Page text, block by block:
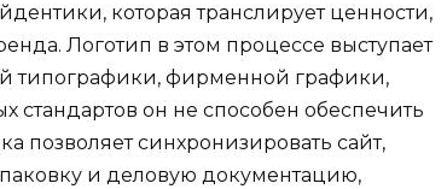
которая транслирует ценности,
Логотип в этом процессе выступает
типографики, фирменной графики,
стандартов он не способен обеспечить
позволяет синхронизировать сайт,
и деловую документацию,